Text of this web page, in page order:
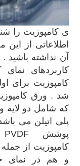
ی کامپوزیت را
اطلاعاتی از
آن نداشته
کاربردهای
کامپوزیت برای
شد . ورق
که شامل دو لایه
پلی اتیلن می
کامپوزیت از
و هم در نمای